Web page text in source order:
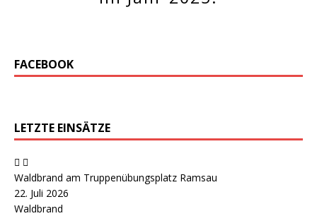
FACEBOOK
LETZTE EINSÄTZE
Waldbrand am Truppenübungsplatz Ramsau
22. Juli 2026
Waldbrand